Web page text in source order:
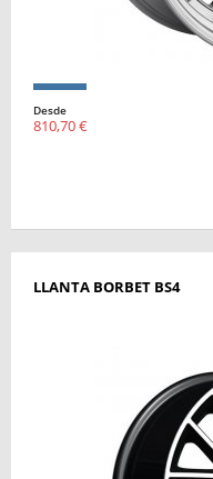
Desde
810,70 €
LLANTA BORBET BS4